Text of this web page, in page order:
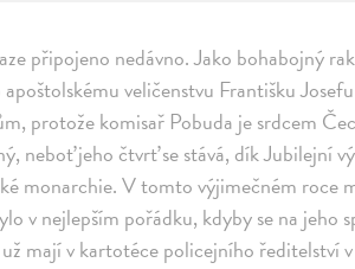
připojeno nedávno. Jako bohabojný
veličenstvu Františku
protože komisař Pobuda je srdcem
neboť jeho čtvrť se stává, dík Jubilejní
monarchie. V tomto výjimečném roce
v nejlepším pořádku, kdyby se na jeho
mají v kartotéce policejního ředitelství